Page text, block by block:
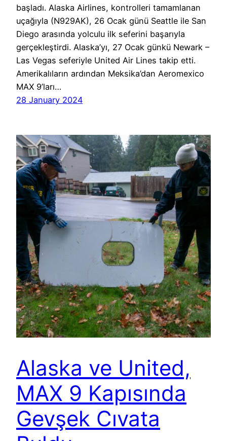
başladı. Alaska Airlines, kontrolleri tamamlanan
uçağıyla (N929AK), 26 Ocak günü Seattle ile San
Diego arasında yolculu ilk seferini başarıyla
gerçekleştirdi. Alaska’yı, 27 Ocak günkü Newark –
Las Vegas seferiyle United Air Lines takip etti.
Amerikalıların ardından Meksika’dan Aeromexico
MAX 9’ları…
28 January 2024
Alaska ve United,
MAX 9 Kapısında
Gevşek Cıvata